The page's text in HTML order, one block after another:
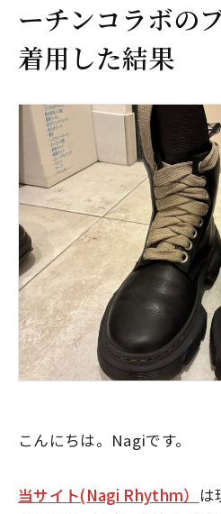
ーチンコラボの
着用した結果
こんにちは。Nagiです。
当サイト(Nagi Rhythm） は